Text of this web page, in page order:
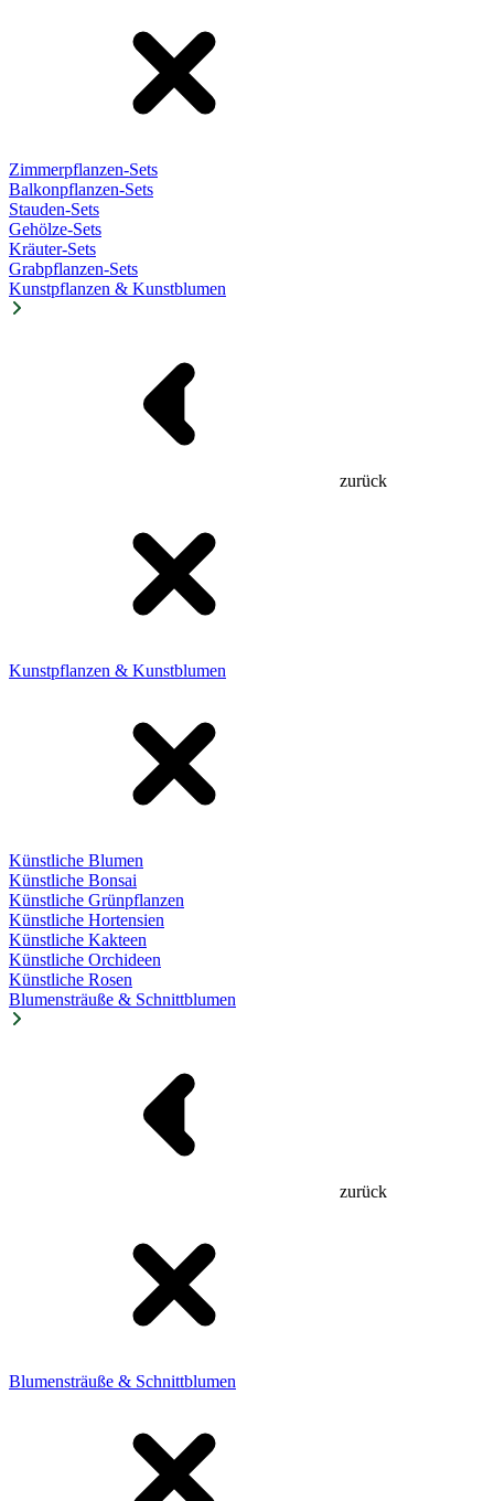
Zimmerpflanzen-Sets
Balkonpflanzen-Sets
Stauden-Sets
Gehölze-Sets
Kräuter-Sets
Grabpflanzen-Sets
Kunstpflanzen & Kunstblumen
zurück
Kunstpflanzen & Kunstblumen
Künstliche Blumen
Künstliche Bonsai
Künstliche Grünpflanzen
Künstliche Hortensien
Künstliche Kakteen
Künstliche Orchideen
Künstliche Rosen
Blumensträuße & Schnittblumen
zurück
Blumensträuße & Schnittblumen